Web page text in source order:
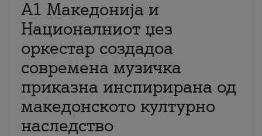
А1 Македонија и
Националниот џез
оркестар создадоа
современа музичка
приказна инспирирана од
македонското културно
наследство